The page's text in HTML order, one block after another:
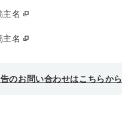
主名
主名
のお問い合わせはこちらから